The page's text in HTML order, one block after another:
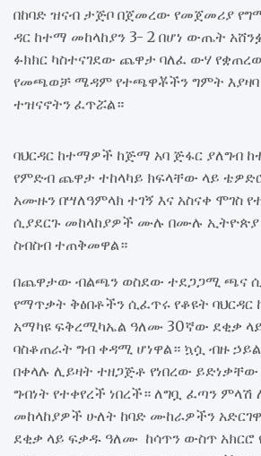
በከባድ ዝናብ ታጅቦ በጀመረው የመጀመሪያ
ዳር ከተማ መከላከያን 3- 2 በሆነ ውጤት
ፉክክር ካስተናገደው ጨዋታ ባለፈ ውሃ
የመጫወቻ ሜዳም የተጫዋቾችን ግምት
ተዝናኖትን ፈጥሯል።
ባህርዳር ከተማዎች ከጅማ አባ ጅፋር ያለግብ
የምድብ ጨዋታ ተከላካይ ክፍላቸው ላይ
አሙዙን በሣለዓምላክ ተገኝ እና አስናቀ ሞገስ
ሲያደርጉ መከላከያዎች ሙሉ በሙሉ ኢትዮጵያ
ስብስብ ተጠቅመዋል።
በጨዋታው ብልጫን ወስደው ተደጋጋሚ ጫና
የማጥቃት ቅፅበቶችን ሲፈጥሩ የቆዩት ባህርዳር
አማካዩ ፍቅረሚካኤል ዓለሙ 30ኛው ደቂቃ
ባስቆጠራት ግብ ቀዳሚ ሆነዋል። ኳሷ ብዙ
በቀላሉ ሊይዛት ተዘጋጅቶ የነበረው ይድነቃቸው
ግብነት የተቀየረች ነበረች። ለግቧ ፈጣን
መከላከያዎች ሁለት ከባድ ሙከራዎችን
ደቂቃ ላይ ፍቃዱ ዓለሙ ከሳጥን ውስጥ